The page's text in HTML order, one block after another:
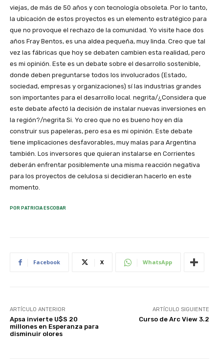
viejas, de más de 50 años y con tecnología obsoleta. Por lo tanto,
la ubicación de estos proyectos es un elemento estratégico para
que no provoque el rechazo de la comunidad. Yo visite hace dos
años Fray Bentos, es una aldea pequeña, muy linda. Creo que tal
vez las fábricas que hoy se debaten cambien esta realidad, pero
es mi opinión. Este es un debate sobre el desarrollo sostenible,
donde deben preguntarse todos los involucrados (Estado,
sociedad, empresas y organizaciones) sí las industrias grandes
son importantes para el desarrollo local. negrita/¿Considera que
este debate afectó la decisión de instalar nuevas inversiones en
la región?/negrita Si. Yo creo que no es bueno hoy en día
construir sus papeleras, pero esa es mi opinión. Este debate
tiene implicaciones desfavorables, muy malas para Argentina
también. Los inversores que quieran instalarse en Corrientes
deberán enfrentar posiblemente una misma reacción negativa
para los proyectos de celulosa si decidieran hacerlo en este
momento.
POR PATRICIA ESCOBAR
Facebook X WhatsApp
ARTÍCULO ANTERIOR
Apsa invierte U$S 20
millones en Esperanza para
disminuir olores
ARTÍCULO SIGUIENTE
Curso de Arc View 3.2